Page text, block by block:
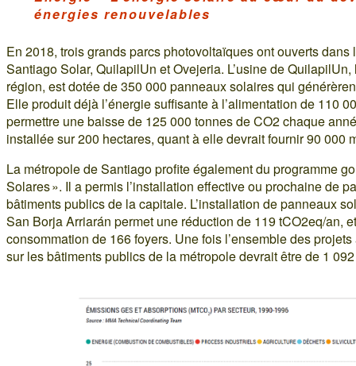
énergies renouvelables
En 2018, trois grands parcs photovoltaïques ont ouverts
Santiago Solar, QuilapilUn et Ovejeria. L’usine de
région, est dotée de 350 000 panneaux solaires qui
Elle produit déjà l’énergie suffisante à l’alimentation de 110
permettre une baisse de 125 000 tonnes de CO2 chaque
installée sur 200 hectares, quant à elle devrait fournir 90 000
La métropole de Santiago profite également du programme
Solares ». Il a permis l’installation effective ou prochaine de
bâtiments publics de la capitale. L’installation de panneaux
San Borja Arriarán permet une réduction de 119 tCO2eq/an,
consommation de 166 foyers. Une fois l’ensemble des
sur les bâtiments publics de la métropole devrait être de 1